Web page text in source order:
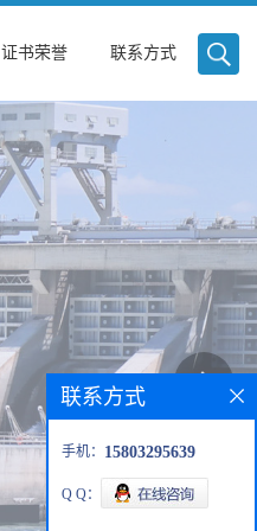
证书荣誉 联系方式
联系方式
手机： 15803295639
Q Q：